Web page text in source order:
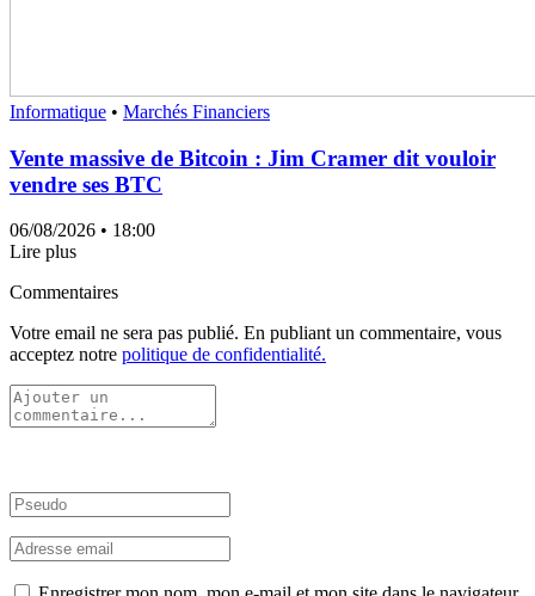
Informatique • Marchés Financiers
Vente massive de Bitcoin : Jim Cramer dit vouloir
vendre ses BTC
06/08/2026 • 18:00
Lire plus
Commentaires
Votre email ne sera pas publié. En publiant un commentaire, vous
acceptez notre politique de confidentialité.